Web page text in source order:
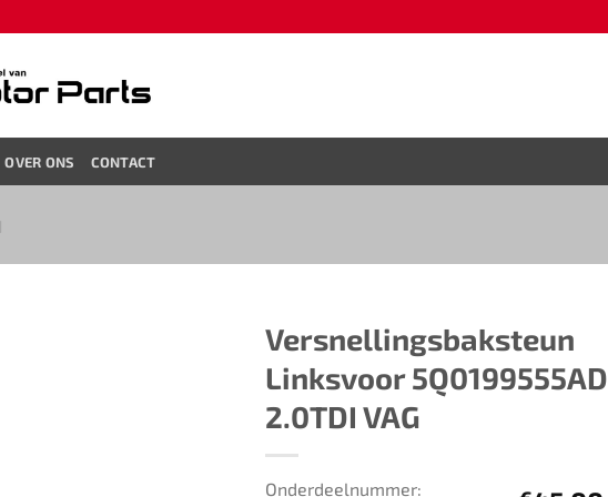
OVER ONS CONTACT
Versnellingsbaksteun
Linksvoor 5Q0199555AD
2.0TDI VAG
Onderdeelnummer: